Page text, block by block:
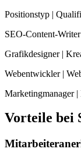
Positionstyp |
SEO-Content-
Grafikdesigner |
Webentwickler |
Marketingmanager
Vorteile bei